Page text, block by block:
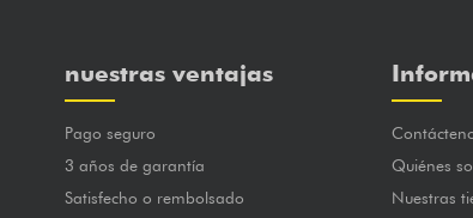
nuestras ventajas
Pago seguro
3 años de garantía
Satisfecho o rembolsado
Quiénes
Nuestras